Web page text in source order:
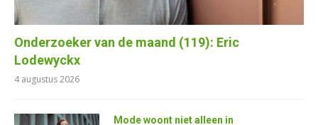
Onderzoeker van de maand (119): Eric
Lodewyckx
4 augustus 2026
Mode woont niet alleen in